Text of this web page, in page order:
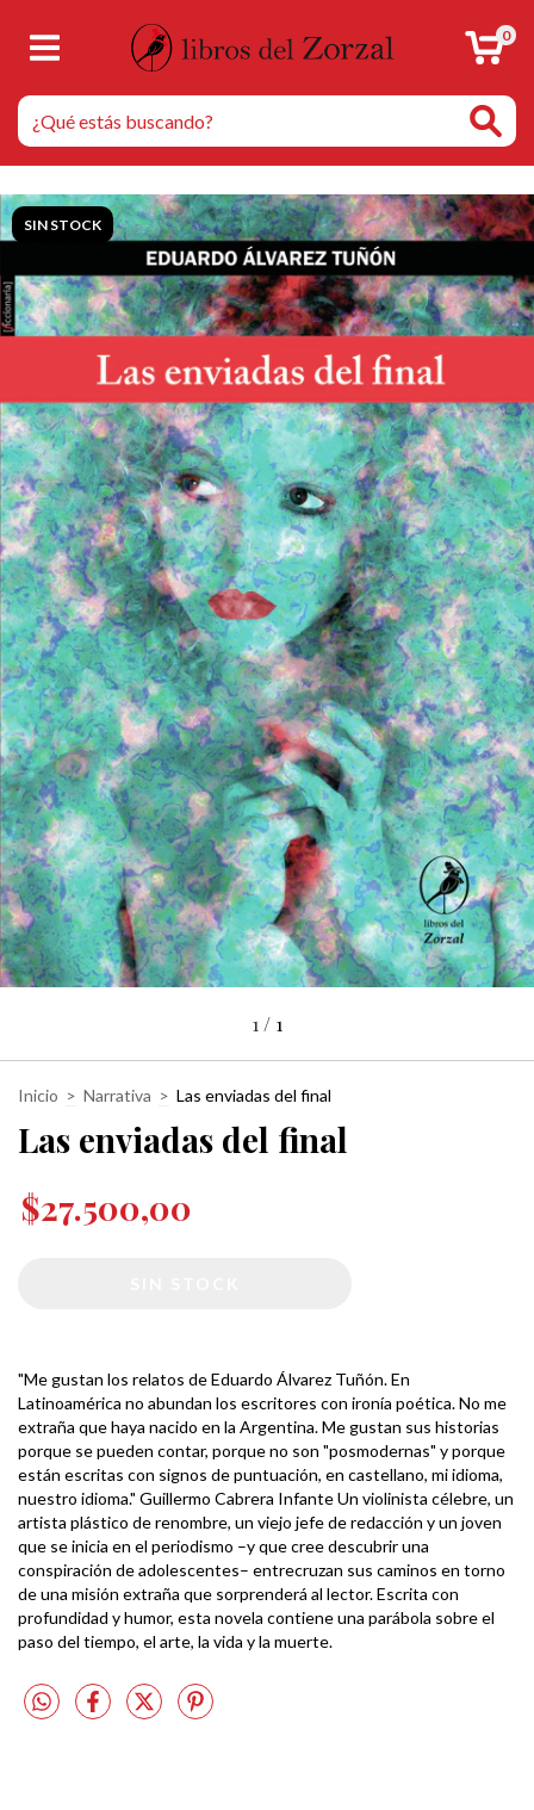
0
SIN STOCK
1 / 1
Inicio > Narrativa > Las enviadas del final
Las enviadas del final
$27.500,00
"Me gustan los relatos de Eduardo Álvarez Tuñón. En
Latinoamérica no abundan los escritores con ironía poética. No me
extraña que haya nacido en la Argentina. Me gustan sus historias
porque se pueden contar, porque no son "posmodernas" y porque
están escritas con signos de puntuación, en castellano, mi idioma,
nuestro idioma." Guillermo Cabrera Infante Un violinista célebre, un
artista plástico de renombre, un viejo jefe de redacción y un joven
que se inicia en el periodismo –y que cree descubrir una
conspiración de adolescentes– entrecruzan sus caminos en torno
de una misión extraña que sorprenderá al lector. Escrita con
profundidad y humor, esta novela contiene una parábola sobre el
paso del tiempo, el arte, la vida y la muerte.